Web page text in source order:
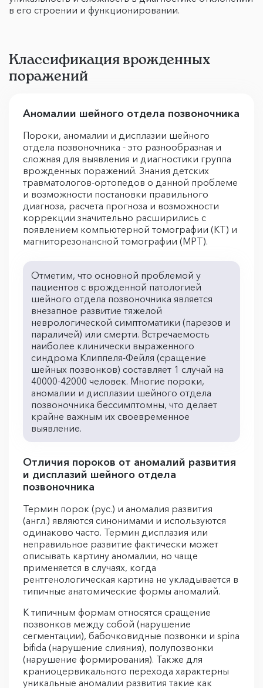
в его строении и функционировании.
Классификация врожденных
поражений
Аномалии шейного отдела позвоночника
Пороки, аномалии и дисплазии шейного
отдела позвоночника - это разнообразная и
сложная для выявления и диагностики группа
врожденных поражений. Знания детских
травматологов-ортопедов о данной проблеме
и возможности постановки правильного
диагноза, расчета прогноза и возможности
коррекции значительно расширились с
появлением компьютерной томографии (КТ) и
магниторезонансной томографии (МРТ).
Отметим, что основной проблемой у
пациентов с врожденной патологией
шейного отдела позвоночника является
внезапное развитие тяжелой
неврологической симптоматики (парезов и
параличей) или смерти. Встречаемость
наиболее клинически выраженного
синдрома Клиппеля-Фейля (сращение
шейных позвонков) составляет 1 случай на
40000-42000 человек. Многие пороки,
аномалии и дисплазии шейного отдела
позвоночника бессимптомны, что делает
крайне важным их своевременное
выявление.
Отличия пороков от аномалий развития
и дисплазий шейного отдела
позвоночника
Термин порок (рус.) и аномалия развития
(англ.) являются синонимами и используются
одинаково часто. Термин дисплазия или
неправильное развитие фактически может
описывать картину аномалии, но чаще
применяется в случаях, когда
рентгенологическая картина не укладывается в
типичные анатомические формы аномалий.
К типичным формам относятся сращение
позвонков между собой (нарушение
сегментации), бабочковидные позвонки и spina
bifida (нарушение слияния), полупозвонки
(нарушение формирования). Также для
краниоцервикального перехода характерны
уникальные аномалии развития такие как